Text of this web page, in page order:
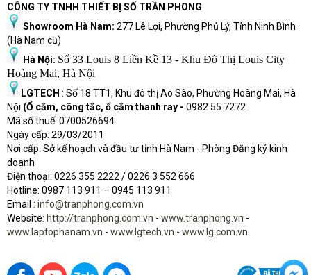
CÔNG TY TNHH THIẾT BỊ SỐ TRẦN PHONG
Showroom Hà Nam: 277 Lê Lợi, Phường Phủ Lý, Tỉnh Ninh Bình
(Hà Nam cũ)
Hà Nội: Số 33 Louis 8 Liền Kề 13 - Khu Đô Thị Louis City
Hoàng Mai, Hà Nội
LGTECH : Số 18 TT1, Khu đô thị Ao Sào, Phường Hoàng Mai, Hà
Nội (Ổ cắm, công tắc, ổ cắm thanh ray - 0982 55 7272
Mã số thuế: 0700526694
Ngày cấp: 29/03/2011
Nơi cấp: Sở kế hoạch và đầu tư tỉnh Hà Nam - Phòng Đăng ký kinh
doanh
Điện thoại: 0226 355 2222 / 0226 3 552 666
Hotine: 0987 113 911 – 0945 113 911
Email : info@tranphong.com.vn
Website: http://tranphong.com.vn - www.tranphong.vn -
www.laptophanam.vn - www.lgtech.vn - www.lg.com.vn